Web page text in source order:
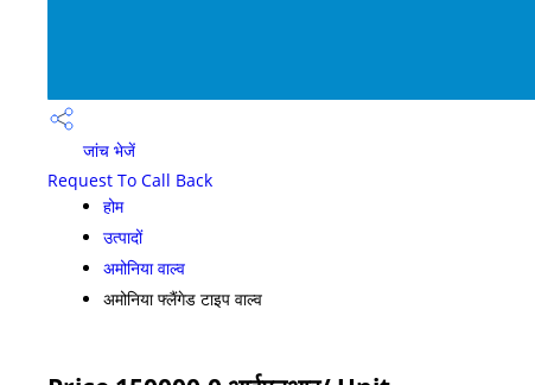
जांच भेजें
Request To Call Back
होम
उत्पादों
अमोनिया वाल्व
अमोनिया फ्लैंगेड टाइप वाल्व